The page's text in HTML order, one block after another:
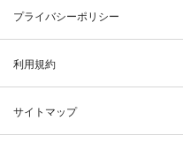
プライバシーポリシー
利用規約
サイトマップ